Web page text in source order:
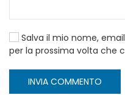
Salva il mio nome,
per la prossima volta che
INVIA COMMENTO